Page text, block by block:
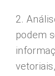
2.
podem